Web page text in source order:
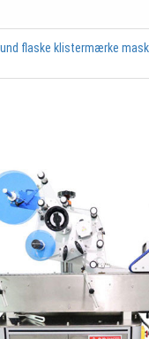
flaske klistermærke